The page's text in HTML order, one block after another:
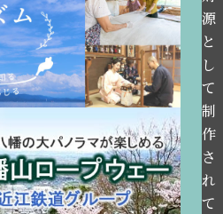
源
と
し
て
制
作
さ
れ
て